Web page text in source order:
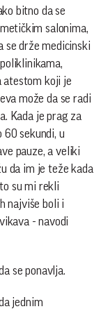
bitno da se
salonima,
se drže medicinski
atestom koji je
može da se radi
Kada je prag za
60 sekundi, u
pauze, a veliki
da im je teže kada
su mi rekli
najviše boli i
- navodi
se ponavlja.
jednim